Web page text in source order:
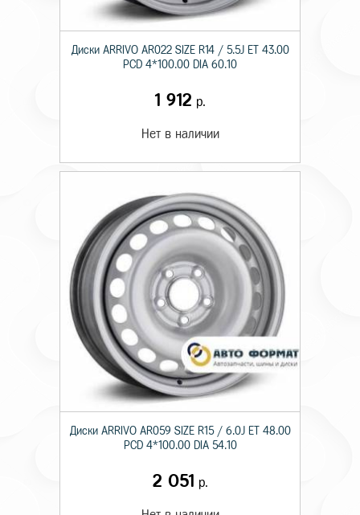
Диски ARRIVO AR022 SIZE R14 / 5.5J ET 43.00
PCD 4*100.00 DIA 60.10
1 912 р.
Нет в наличии
Диски ARRIVO AR059 SIZE R15 / 6.0J ET 48.00
PCD 4*100.00 DIA 54.10
2 051 р.